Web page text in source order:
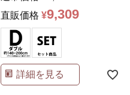
直販価格 ¥9,309
詳細を見る